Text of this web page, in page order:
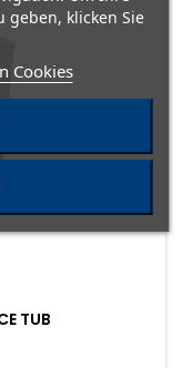
TUB
geben, klicken Sie
Cookies